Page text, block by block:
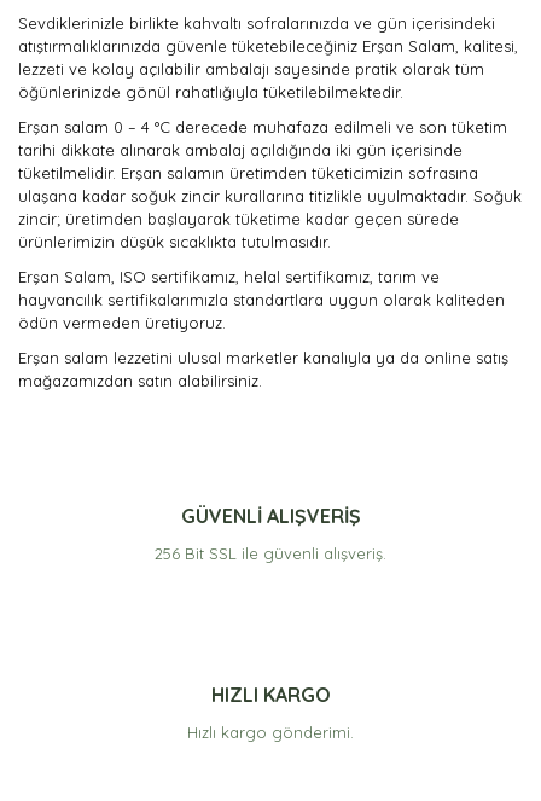
Sevdiklerinizle birlikte kahvaltı sofralarınızda ve gün içerisindeki
atıştırmalıklarınızda güvenle tüketebileceğiniz Erşan Salam, kalitesi,
lezzeti ve kolay açılabilir ambalajı sayesinde pratik olarak tüm
öğünlerinizde gönül rahatlığıyla tüketilebilmektedir.
Erşan salam 0 – 4 °C derecede muhafaza edilmeli ve son tüketim
tarihi dikkate alınarak ambalaj açıldığında iki gün içerisinde
tüketilmelidir. Erşan salamın üretimden tüketicimizin sofrasına
ulaşana kadar soğuk zincir kurallarına titizlikle uyulmaktadır. Soğuk
zincir; üretimden başlayarak tüketime kadar geçen sürede
ürünlerimizin düşük sıcaklıkta tutulmasıdır.
Erşan Salam, ISO sertifikamız, helal sertifikamız, tarım ve
hayvancılık sertifikalarımızla standartlara uygun olarak kaliteden
ödün vermeden üretiyoruz.
Erşan salam lezzetini ulusal marketler kanalıyla ya da online satış
mağazamızdan satın alabilirsiniz.
GÜVENLİ ALIŞVERİŞ
256 Bit SSL ile güvenli alışveriş.
HIZLI KARGO
Hızlı kargo gönderimi.